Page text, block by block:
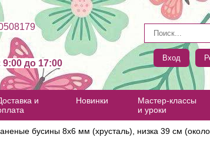
9:00 до 17:00
Вход
и
Новинки
Мастер-классы
и уроки
бусины 8х6 мм (хрусталь), низка 39 см